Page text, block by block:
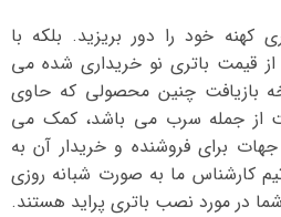
کهنه خود را دور بریزید. بلکه با
قیمت باتری نو خریداری شده می
بازیافت چنین محصولی که حاوی
از جمله سرب می باشد، کمک می
برای فروشنده و خریدار آن به
کارشناس ما به صورت شبانه روزی
در مورد نصب باتری پراید هستند.